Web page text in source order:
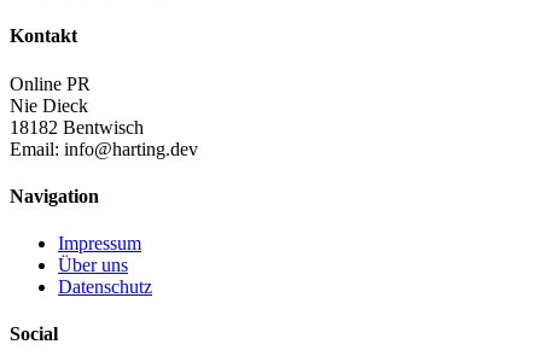
Kontakt
Online PR
Nie Dieck
18182 Bentwisch
Email: info@harting.dev
Navigation
Impressum
Über uns
Datenschutz
Social